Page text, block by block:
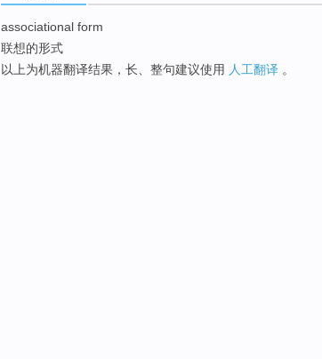
associational form
联想的形式
以上为机器翻译结果，长、整句建议使用 人工翻译 。